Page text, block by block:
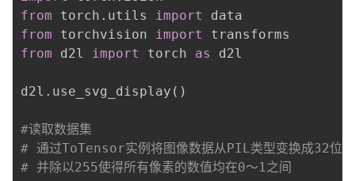
from torch . utils import
from torchvision import
from d2l import torch as d2l
d2l . use_svg_display ( )
#读取数据集
# 通过ToTensor实例将图像数据从PIL类型变换成32位
# 并除以255使得所有像素的数值均在0～1之间